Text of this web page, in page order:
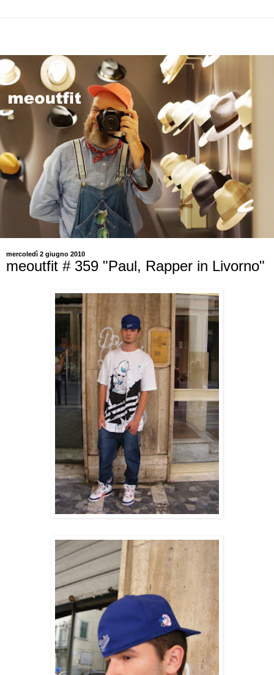
mercoledì 2 giugno 2010
meoutfit # 359 "Paul, Rapper in Livorno"